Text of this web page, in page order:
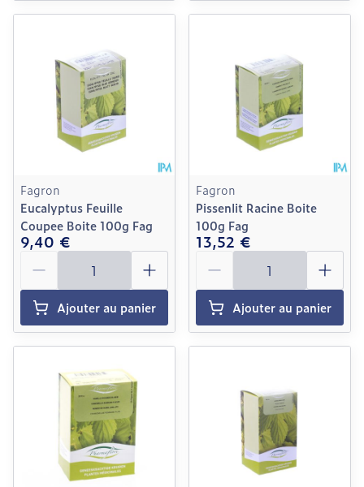
Fagron
Eucalyptus Feuille
Coupee Boite 100g Fag
9,40 €
Quantité
Ajouter au panier
Fagron
Pissenlit Racine Boite
100g Fag
13,52 €
Quantité
Ajouter au panier